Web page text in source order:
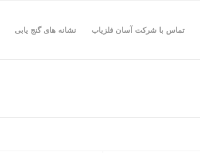
تماس با شرکت آسان فلزیاب نشانه های گنج یابی